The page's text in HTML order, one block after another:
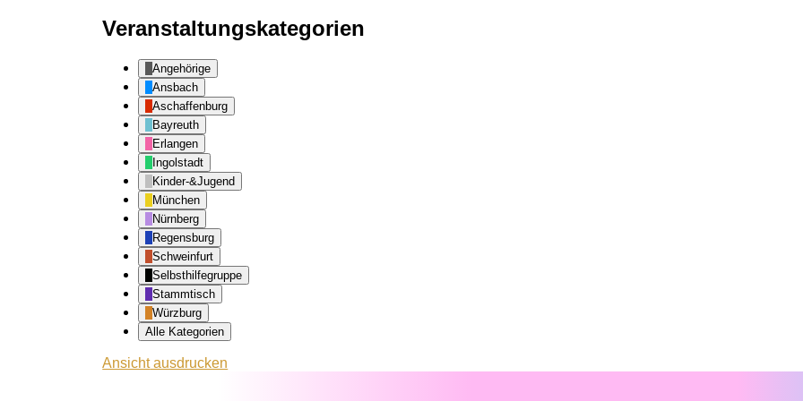
Veranstaltungskategorien
Angehörige
Ansbach
Aschaffenburg
Bayreuth
Erlangen
Ingolstadt
Kinder-&Jugend
München
Nürnberg
Regensburg
Schweinfurt
Selbsthilfegruppe
Stammtisch
Würzburg
Alle Kategorien
Ansichtausdrucken